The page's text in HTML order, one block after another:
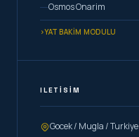
Osmos Onarim
›YAT BAKIM MODULU
ILETISIM
Gocek / Mugla / Turkiye